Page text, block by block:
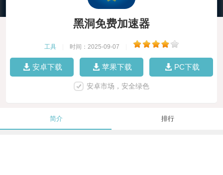
黑洞免费加速器
工具 时间：2025-09-07
安卓下载 苹果下载 PC下载
安卓市场，安全绿色
简介 排行